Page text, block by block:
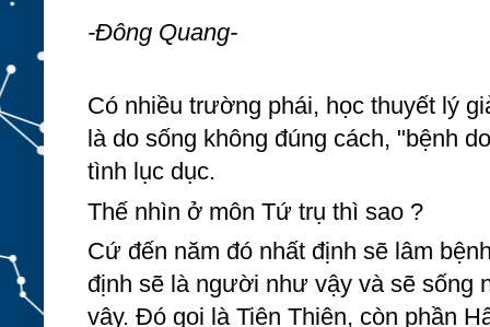
-Đông Quang-
Có nhiều trường phái, học thuyết lý
là do sống không đúng cách, "bệnh
tình lục dục.
Thế nhìn ở môn Tứ trụ thì sao ?
Cứ đến năm đó nhất định sẽ lâm
định sẽ là người như vậy và sẽ sống
vậy. Đó gọi là Tiên Thiên, còn phần